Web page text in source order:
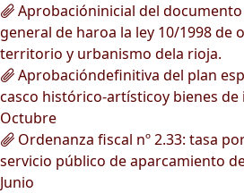
Aprobacióninicial del
general de haroa la ley 10/1998 de
territorio y urbanismo dela rioja.
Aprobacióndefinitiva del plan
casco histórico-artísticoy bienes
Octubre
Ordenanza fiscal nº 2.33: tasa
servicio público de aparcamiento
Junio